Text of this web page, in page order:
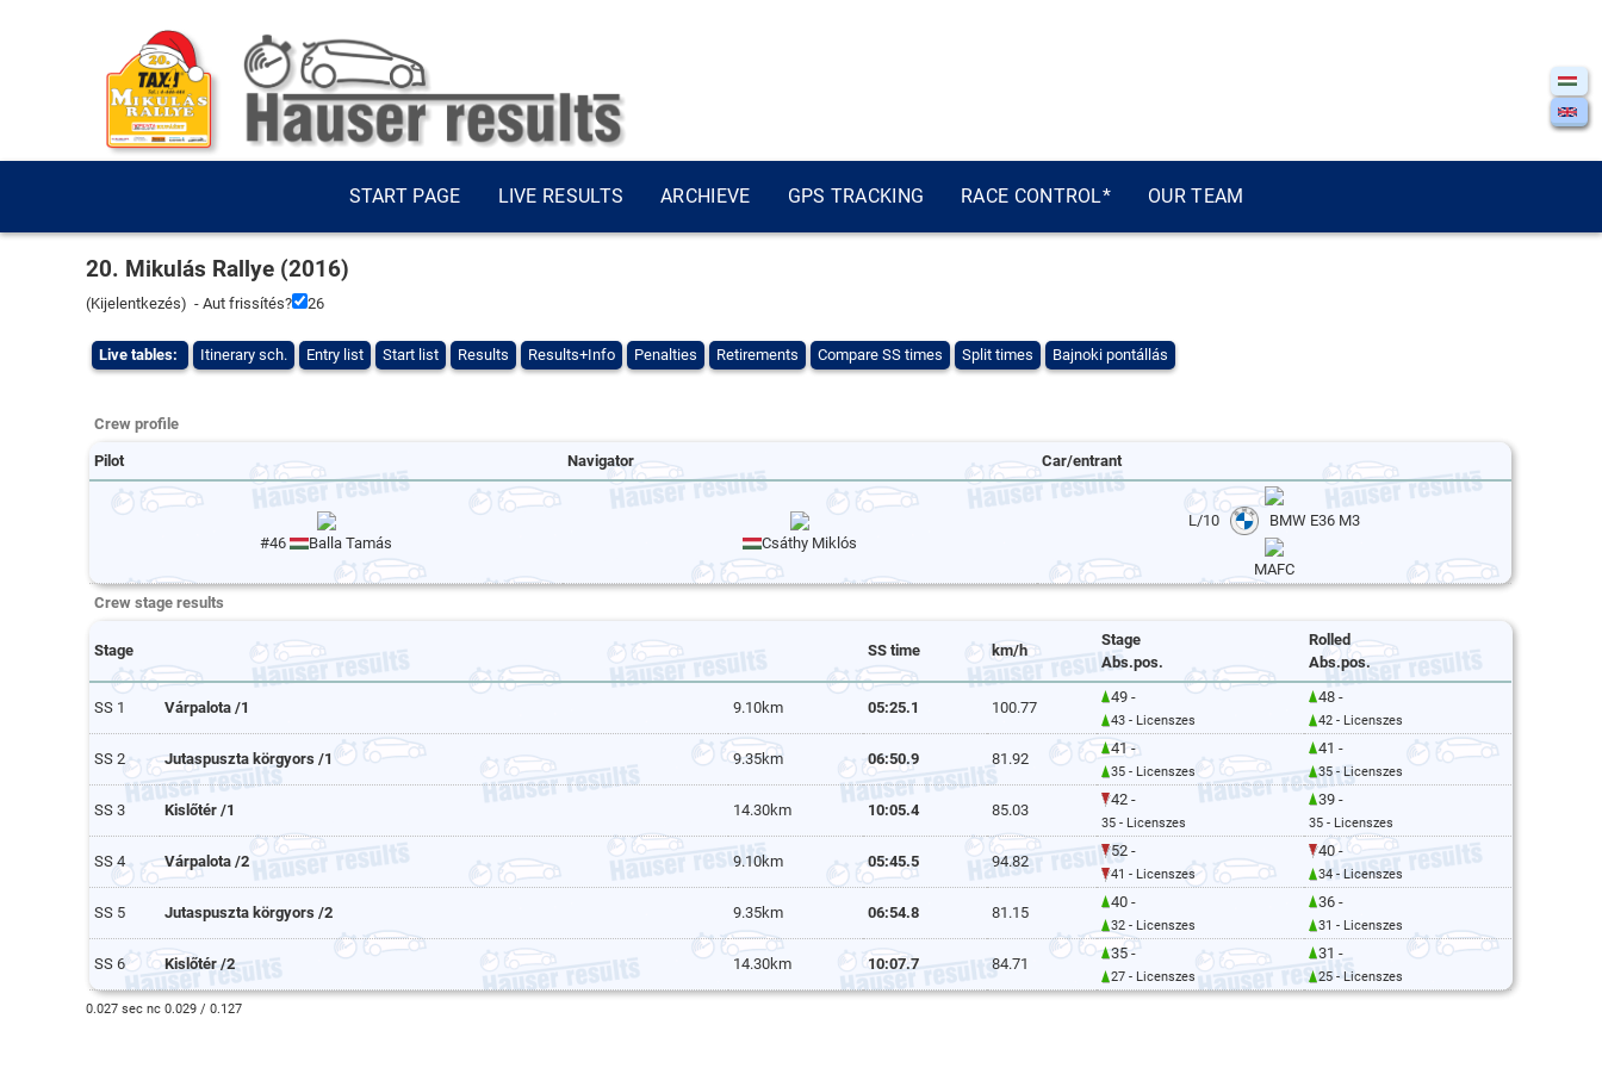
START PAGE LIVE RESULTS ARCHIEVE GPS TRACKING RACE CONTROL* OUR TEAM
20. Mikulás Rallye (2016)
(Kijelentkezés) - Aut frissítés? 26
Live tables: Itinerary sch. Entry list Start list Results Results+Info Penalties Retirements Compare SS times Split times Bajnoki pontállás
Crew profile
Pilot Navigator Car/entrant
#46 Balla Tamás Csáthy Miklós
L/10 BMW E36 M3
MAFC
Crew stage results
Stage SS time km/h
Stage
Abs.pos.
Rolled
Abs.pos.
SS 1 Várpalota /1 9.10km 05:25.1 100.77
49 -
43 - Licenszes
48 -
42 - Licenszes
SS 2 Jutaspuszta körgyors /1 9.35km 06:50.9 81.92
41 -
35 - Licenszes
41 -
35 - Licenszes
SS 3 Kislőtér /1 14.30km 10:05.4 85.03
42 -
35 - Licenszes
39 -
35 - Licenszes
SS 4 Várpalota /2 9.10km 05:45.5 94.82
52 -
41 - Licenszes
40 -
34 - Licenszes
SS 5 Jutaspuszta körgyors /2 9.35km 06:54.8 81.15
40 -
32 - Licenszes
36 -
31 - Licenszes
SS 6 Kislőtér /2 14.30km 10:07.7 84.71
35 -
27 - Licenszes
31 -
25 - Licenszes
0.027 sec nc 0.029 / 0.127